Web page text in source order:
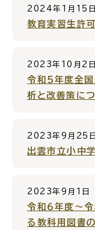
くらしの便利情
ごみ出しおたす
プリ
2024年1月15日
教育実習生許
2023年10月2日
令和５年度全
析と改善策に
2023年9月25日
出雲市立小中
2023年9月1日
令和６年度～
る教科用図書